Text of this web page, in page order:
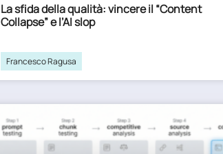
La sfida della qualità: vincere il “Content
Collapse” e l’AI slop
Francesco Ragusa